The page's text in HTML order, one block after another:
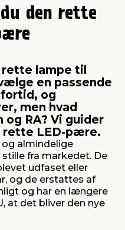
den rette
lampe til
en passende
og
men hvad
og RA? Vi guider
rette LED-pære.
almindelige
fra markedet. De
udfaset eller
og de erstattes af
og har en længere
at det bliver den nye